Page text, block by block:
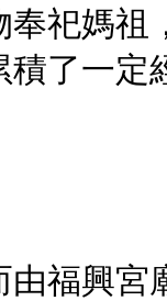
奉祀媽祖
積了一定
興宮廟